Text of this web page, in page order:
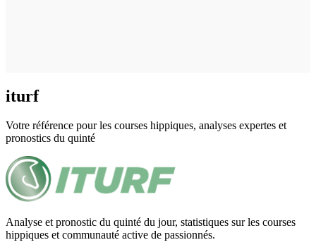
iturf
Votre référence pour les courses hippiques, analyses expertes et
pronostics du quinté
Analyse et pronostic du quinté du jour, statistiques sur les courses
hippiques et communauté active de passionnés.